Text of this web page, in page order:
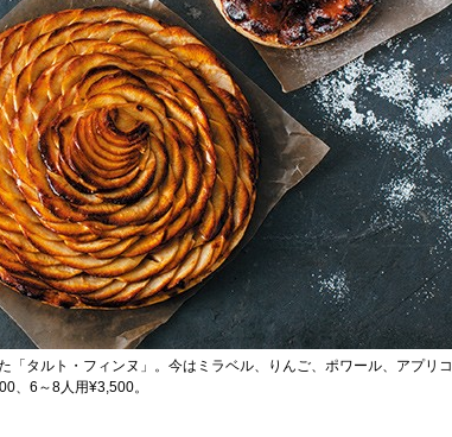
タルト・フィンヌ」。今はミラベル、りんご、ポワール、アプリコ
、6～8人用¥3,500。